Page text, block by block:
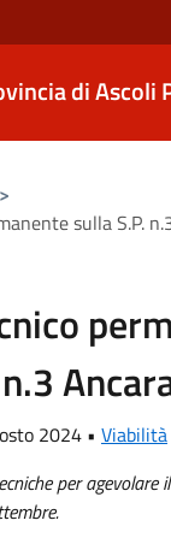
di Ascoli
>
sulla S.P.
2024 • Viabilità
per agevolare